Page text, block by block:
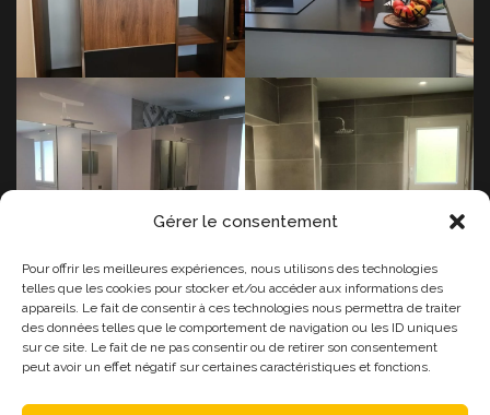
Gérer le consentement
Pour offrir les meilleures expériences, nous utilisons des technologies
telles que les cookies pour stocker et/ou accéder aux informations des
appareils. Le fait de consentir à ces technologies nous permettra de traiter
des données telles que le comportement de navigation ou les ID uniques
sur ce site. Le fait de ne pas consentir ou de retirer son consentement
peut avoir un effet négatif sur certaines caractéristiques et fonctions.
Suite parentale à Brison-
Saint-Innocent (73)
Salle de bains à Tresserve
(73)